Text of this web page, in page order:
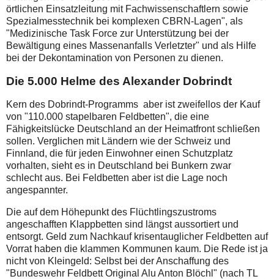
örtlichen Einsatzleitung mit Fachwissenschaftlern sowie
Spezialmesstechnik bei komplexen CBRN-Lagen", als
"Medizinische Task Force zur Unterstützung bei der
Bewältigung eines Massenanfalls Verletzter" und als Hilfe
bei der Dekontamination von Personen zu dienen.
Die 5.000 Helme des Alexander Dobrindt
Kern des Dobrindt-Programms aber ist zweifellos der Kauf
von "110.000 stapelbaren Feldbetten", die eine
Fähigkeitslücke Deutschland an der Heimatfront schließen
sollen. Verglichen mit Ländern wie der Schweiz und
Finnland, die für jeden Einwohner einen Schutzplatz
vorhalten, sieht es in Deutschland bei Bunkern zwar
schlecht aus. Bei Feldbetten aber ist die Lage noch
angespannter.
Die auf dem Höhepunkt des Flüchtlingszustroms
angeschafften Klappbetten sind längst aussortiert und
entsorgt. Geld zum Nachkauf krisentauglicher Feldbetten auf
Vorrat haben die klammen Kommunen kaum. Die Rede ist ja
nicht von Kleingeld: Selbst bei der Anschaffung des
"Bundeswehr Feldbett Original Alu Anton Blöchl" (nach TL